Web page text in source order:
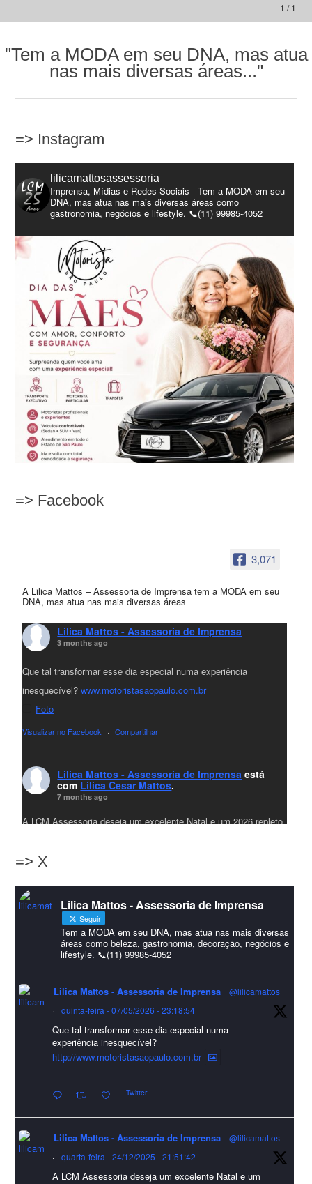
1 / 1
"Tem a MODA em seu DNA, mas atua
nas mais diversas áreas..."
=> Instagram
lilicamattosassessoria
Imprensa, Mídias e Redes Sociais - Tem a MODA em seu
DNA, mas atua nas mais diversas áreas como
gastronomia, negócios e lifestyle. 📞(11) 99985-4052
=> Facebook
3,071
A Lilica Mattos – Assessoria de Imprensa tem a MODA em seu
DNA, mas atua nas mais diversas áreas
Lilica Mattos - Assessoria de Imprensa
3 months ago
Que tal transformar esse dia especial numa experiência
inesquecível?www.motoristasaopaulo.com.br
Foto
Visualizar no Facebook · Compartilhar
Lilica Mattos - Assessoria de Imprensa está
com Lilica Cesar Mattos.
7 months ago
A LCM Assessoria deseja um excelente Natal e um 2026 repleto
amigos que sempre nos acompanham!🎄✨🥂❤️
#lcmassessoriassessoria#natal #merrychristmas #felizanonovo
#HappyNewYear
Visualizar no Facebook · Compartilhar
Lilica Mattos - Assessoria de Imprensa
A Abrafas - Associação Brasileira de Fibras Artificiais e
Sintéticas foi destaque na Revista Química e Derivados, na
extensa matéria sobre o setor "Produção de fibras químicas e as
#sustentabilidade #FibrasSintéticas #EconomiaCircular #Abrafas
#IndústriaTêxtil
Foto
=> X
Lilica Mattos - Assessoria de Imprensa
Seguir
Tem a MODA em seu DNA, mas atua nas mais diversas
áreas como beleza, gastronomia, decoração, negócios e
lifestyle. 📞(11) 99985-4052
Lilica Mattos - Assessoria de Imprensa
@lilicamattos
·
quinta-feira - 07/05/2026 - 23:18:54
Que tal transformar esse dia especial numa
experiência inesquecível?
http://www.motoristasaopaulo.com.br
Twitter
Lilica Mattos - Assessoria de Imprensa
@lilicamattos
·
quarta-feira - 24/12/2025 - 21:51:42
A LCM Assessoria deseja um excelente Natal e um